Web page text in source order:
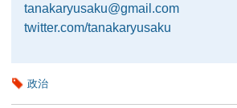
tanakaryusaku@gmail.com
twitter.com/tanakaryusaku
政治